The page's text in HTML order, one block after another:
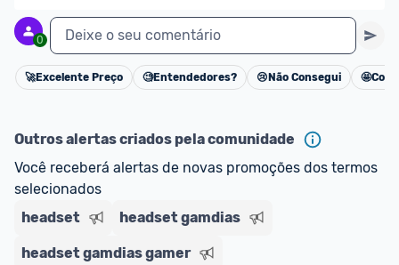
0 Deixe o seu comentário
Cancelar
🚀Excelente Preço 🧐Entendedores? 😢 Não Consegui 🤩
Outros alertas criados pela comunidade
Você receberá alertas de novas promoções dos termos
selecionados
headset
headset gamdias
headset gamdias gamer